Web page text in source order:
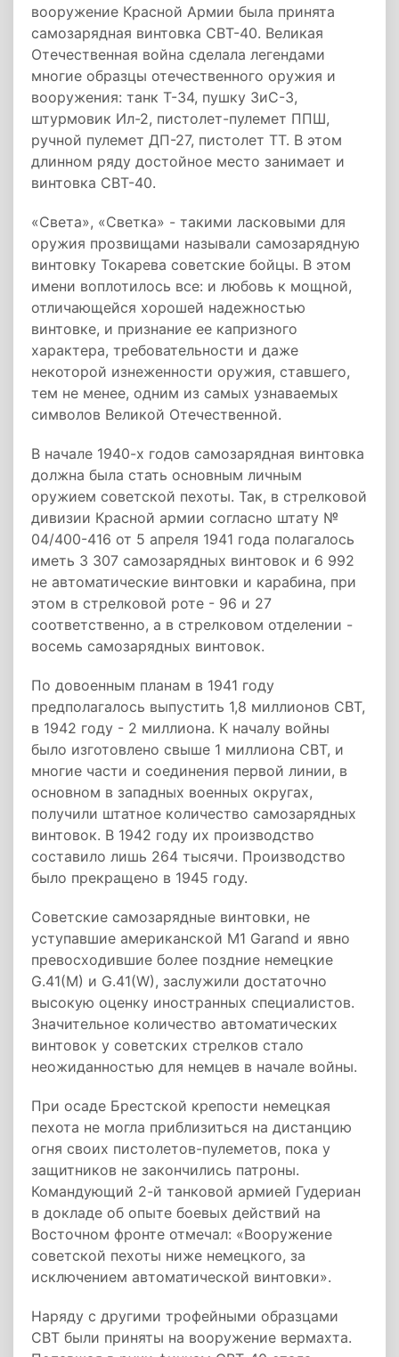
вооружение Красной Армии была принята
самозарядная винтовка СВТ-40. Великая
Отечественная война сделала легендами
многие образцы отечественного оружия и
вооружения: танк Т-34, пушку ЗиС-3,
штурмовик Ил-2, пистолет-пулемет ППШ,
ручной пулемет ДП-27, пистолет ТТ. В этом
длинном ряду достойное место занимает и
винтовка СВТ-40.
«Света», «Светка» - такими ласковыми для
оружия прозвищами называли самозарядную
винтовку Токарева советские бойцы. В этом
имени воплотилось все: и любовь к мощной,
отличающейся хорошей надежностью
винтовке, и признание ее капризного
характера, требовательности и даже
некоторой изнеженности оружия, ставшего,
тем не менее, одним из самых узнаваемых
символов Великой Отечественной.
В начале 1940-х годов самозарядная винтовка
должна была стать основным личным
оружием советской пехоты. Так, в стрелковой
дивизии Красной армии согласно штату №
04/400-416 от 5 апреля 1941 года полагалось
иметь 3 307 самозарядных винтовок и 6 992
не автоматические винтовки и карабина, при
этом в стрелковой роте - 96 и 27
соответственно, а в стрелковом отделении -
восемь самозарядных винтовок.
По довоенным планам в 1941 году
предполагалось выпустить 1,8 миллионов СВТ,
в 1942 году - 2 миллиона. К началу войны
было изготовлено свыше 1 миллиона СВТ, и
многие части и соединения первой линии, в
основном в западных военных округах,
получили штатное количество самозарядных
винтовок. В 1942 году их производство
составило лишь 264 тысячи. Производство
было прекращено в 1945 году.
Советские самозарядные винтовки, не
уступавшие американской M1 Garand и явно
превосходившие более поздние немецкие
G.41(M) и G.41(W), заслужили достаточно
высокую оценку иностранных специалистов.
Значительное количество автоматических
винтовок у советских стрелков стало
неожиданностью для немцев в начале войны.
При осаде Брестской крепости немецкая
пехота не могла приблизиться на дистанцию
огня своих пистолетов-пулеметов, пока у
защитников не закончились патроны.
Командующий 2-й танковой армией Гудериан
в докладе об опыте боевых действий на
Восточном фронте отмечал: «Вооружение
советской пехоты ниже немецкого, за
исключением автоматической винтовки».
Наряду с другими трофейными образцами
СВТ были приняты на вооружение вермахта.